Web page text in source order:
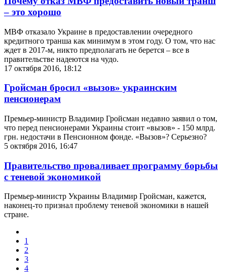
– это хорошо
МВФ отказало Украине в предоставлении очередного
кредитного транша как минимум в этом году. О том, что нас
ждет в 2017-м, никто предполагать не берется – все в
правительстве надеются на чудо.
17 октября 2016, 18:12
Гройсман бросил «вызов» украинским
пенсионерам
Премьер-министр Владимир Гройсман недавно заявил о том,
что перед пенсионерами Украины стоит «вызов» - 150 млрд.
грн. недостачи в Пенсионном фонде. «Вызов»? Серьезно?
5 октября 2016, 16:47
Правительство проваливает программу борьбы
с теневой экономикой
Премьер-министр Украины Владимир Гройсман, кажется,
наконец-то признал проблему теневой экономики в нашей
стране.
1
2
3
4